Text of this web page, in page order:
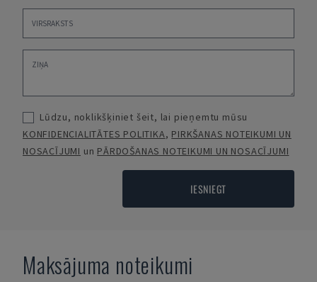
Lūdzu, noklikšķiniet šeit, lai pieņemtu mūsu
KONFIDENCIALITĀTES POLITIKA, PIRKŠANAS NOTEIKUMI UN
NOSACĪJUMI un PĀRDOŠANAS NOTEIKUMI UN NOSACĪJUMI
IESNIEGT
Maksājuma noteikumi